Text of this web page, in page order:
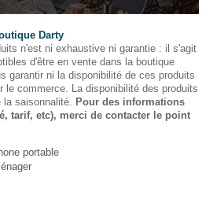
Darty
n'est ni exhaustive ni garantie : il s'agit
d'être en vente dans la boutique
garantir ni la disponibilité de ces produits
le commerce. La disponibilité des produits
la saisonnalité. Pour des informations
tarif, etc), merci de contacter le point
portable